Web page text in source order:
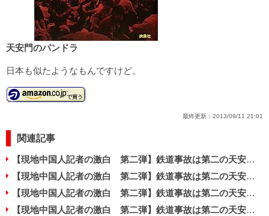
天安門のパンドラ
日本も似たようなもんですけど。
最終更新： 2013/09/11 21:01
関連記事
【現地中国人記者の激白 第二弾】鉄道事故は第二の天安門事件に発展する!?
【現地中国人記者の激白 第二弾】鉄道事故は第二の天安門事件に発展する!?
【現地中国人記者の激白 第二弾】鉄道事故は第二の天安門事件に発展する!?
【現地中国人記者の激白 第二弾】鉄道事故は第二の天安門事件に発展する!?